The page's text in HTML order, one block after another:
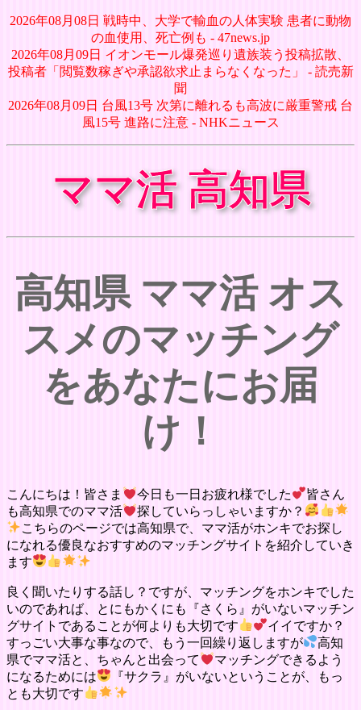
2026年08月08日 戦時中、大学で輸血の人体実験 患者に動物
の血使用、死亡例も - 47news.jp
2026年08月09日 イオンモール爆発巡り遺族装う投稿拡散、
投稿者「閲覧数稼ぎや承認欲求止まらなくなった」 - 読売新
聞
2026年08月09日 台風13号 次第に離れるも高波に厳重警戒 台
風15号 進路に注意 - NHKニュース
ママ活 高知県
高知県 ママ活 オス
スメのマッチング
をあなたにお届
け！
こんにちは！皆さま 今日も一日お疲れ様でした
皆さん
も高知県でのママ活
探していらっしゃいますか？
こちらのページでは高知県で、ママ活がホンキでお探し
になれる優良なおすすめのマッチングサイトを紹介していき
ます
良く聞いたりする話し？ですが、マッチングをホンキでした
いのであれば、とにもかくにも『さくら』がいないマッチン
グサイトであることが何よりも大切です
イイですか？
すっごい大事な事なので、もう一回繰り返しますが
高知
県でママ活と、ちゃんと出会って
マッチングできるよう
になるためには
『サクラ』がいないということが、もっ
とも大切です